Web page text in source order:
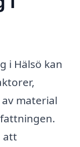
i Hälsö kan
material
att